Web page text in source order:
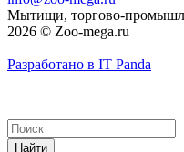
Мытищи, торгово-
2026 © Zoo-mega.ru
Разработано в IT Panda
Найти